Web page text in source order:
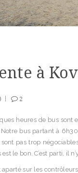
à
2
heures de bus sont
Notre bus partant à
pas trop
le bon. C’est parti, il
aparté sur les